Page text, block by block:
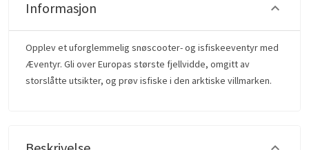
Informasjon
Opplev et uforglemmelig snøscooter- og isfiskeeventyr med
Æventyr. Gli over Europas største fjellvidde, omgitt av
storslåtte utsikter, og prøv isfiske i den arktiske villmarken.